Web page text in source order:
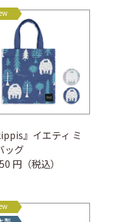
』イエティ ミ
ッグ
円（税込）